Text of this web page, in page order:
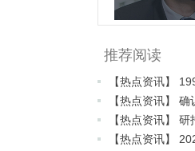
推荐阅读
【热点资讯】
【热点资讯】
【热点资讯】